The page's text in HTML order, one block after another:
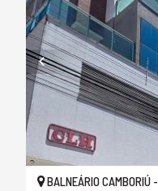
BALNEÁRIO CAMBORIÚ -